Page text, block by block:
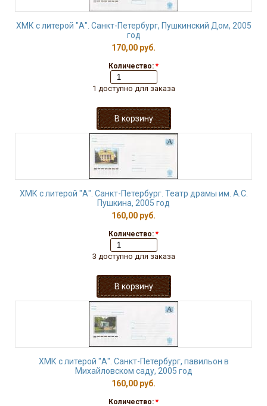
ХМК с литерой "А". Санкт-Петербург, Пушкинский Дом, 2005
год
170,00 руб.
Количество: *
1 доступно для заказа
ХМК с литерой "А". Санкт-Петербург. Театр драмы им. А.С.
Пушкина, 2005 год
160,00 руб.
Количество: *
3 доступно для заказа
ХМК с литерой "А". Санкт-Петербург, павильон в
Михайловском саду, 2005 год
160,00 руб.
Количество: *